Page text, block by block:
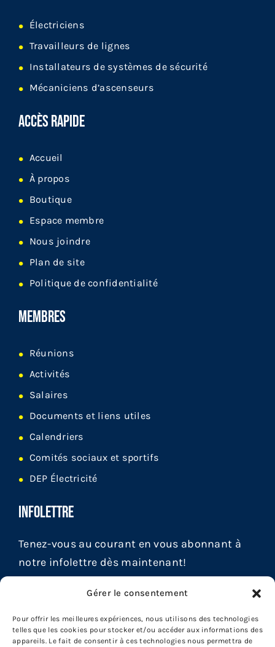
Gérer le consentement
Pour offrir les meilleures expériences, nous utilisons des technologies
telles que les cookies pour stocker et/ou accéder aux informations des
appareils. Le fait de consentir à ces technologies nous permettra de
Électriciens
Travailleurs de lignes
Installateurs de systèmes de sécurité
Mécaniciens d’ascenseurs
ACCÈS RAPIDE
Accueil
À propos
Boutique
Espace membre
Nous joindre
Plan de site
Politique de confidentialité
MEMBRES
Réunions
Activités
Salaires
Documents et liens utiles
Calendriers
Comités sociaux et sportifs
DEP Électricité
INFOLETTRE
Tenez-vous au courant en vous abonnant à
notre infolettre dès maintenant!